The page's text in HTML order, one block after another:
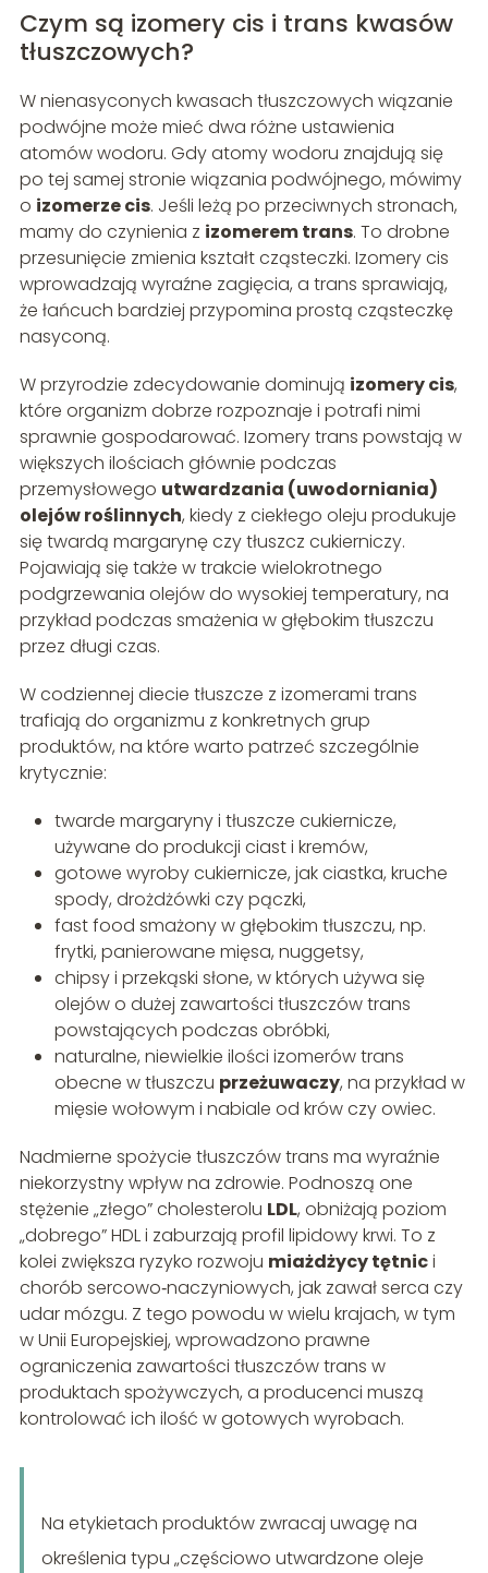
Czym są izomery cis i trans kwasów
tłuszczowych?
W nienasyconych kwasach tłuszczowych wiązanie
podwójne może mieć dwa różne ustawienia
atomów wodoru. Gdy atomy wodoru znajdują się
po tej samej stronie wiązania podwójnego, mówimy
o izomerze cis. Jeśli leżą po przeciwnych stronach,
mamy do czynienia z izomerem trans. To drobne
przesunięcie zmienia kształt cząsteczki. Izomery cis
wprowadzają wyraźne zagięcia, a trans sprawiają,
że łańcuch bardziej przypomina prostą cząsteczkę
nasyconą.
W przyrodzie zdecydowanie dominują izomery cis,
które organizm dobrze rozpoznaje i potrafi nimi
sprawnie gospodarować. Izomery trans powstają w
większych ilościach głównie podczas
przemysłowego utwardzania (uwodorniania)
olejów roślinnych, kiedy z ciekłego oleju produkuje
się twardą margarynę czy tłuszcz cukierniczy.
Pojawiają się także w trakcie wielokrotnego
podgrzewania olejów do wysokiej temperatury, na
przykład podczas smażenia w głębokim tłuszczu
przez długi czas.
W codziennej diecie tłuszcze z izomerami trans
trafiają do organizmu z konkretnych grup
produktów, na które warto patrzeć szczególnie
krytycznie:
twarde margaryny i tłuszcze cukiernicze,
używane do produkcji ciast i kremów,
gotowe wyroby cukiernicze, jak ciastka, kruche
spody, drożdżówki czy pączki,
fast food smażony w głębokim tłuszczu, np.
frytki, panierowane mięsa, nuggetsy,
chipsy i przekąski słone, w których używa się
olejów o dużej zawartości tłuszczów trans
powstających podczas obróbki,
naturalne, niewielkie ilości izomerów trans
obecne w tłuszczu przeżuwaczy, na przykład w
mięsie wołowym i nabiale od krów czy owiec.
Nadmierne spożycie tłuszczów trans ma wyraźnie
niekorzystny wpływ na zdrowie. Podnoszą one
stężenie „złego” cholesterolu LDL, obniżają poziom
„dobrego” HDL i zaburzają profil lipidowy krwi. To z
kolei zwiększa ryzyko rozwoju miażdżycy tętnici
chorób sercowo‑naczyniowych, jak zawał serca czy
udar mózgu. Z tego powodu w wielu krajach, w tym
w Unii Europejskiej, wprowadzono prawne
ograniczenia zawartości tłuszczów trans w
produktach spożywczych, a producenci muszą
kontrolować ich ilość w gotowych wyrobach.
Na etykietach produktów zwracaj uwagę na
określenia typu „częściowo utwardzone oleje